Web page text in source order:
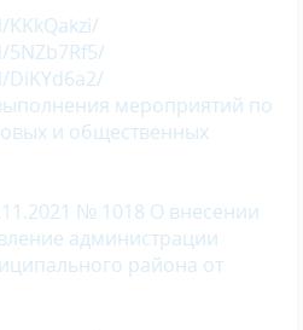
мероприятий по
и общественных
№ 1018 О внесении
администрации
района от